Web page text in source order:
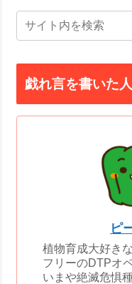
戯れ言を書いた人
ピ
植物育成大好きな
フリーのDTPオ
いまや絶滅危惧